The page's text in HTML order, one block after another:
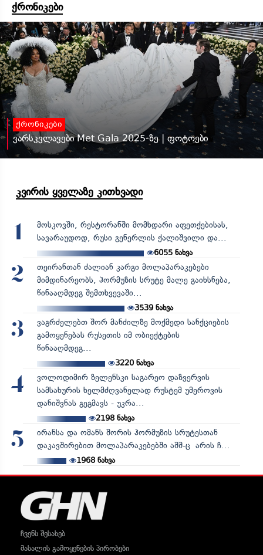
ქრონიკები
ქრონიკები
ვარსკვლავები Met Gala 2025-ზე | ფოტოები
კვირის ყველაზე კითხვადი
1
მოსკოვში, რესტორანში მომხდარი აფეთქებისას,
სავარაუდოდ, რუსი გენერლის ქალიშვილი და...
6055 ნახვა
2
თეირანთან ძალიან კარგი მოლაპარაკებები
მიმდინარეობს, ჰორმუზის სრუტე მალე გაიხსნება,
წინააღმდეგ შემთხვევაში...
3539ნახვა
3
ვაგრძელებთ შორ მანძილზე მოქმედი სანქციების
გამოყენებას რუსეთის იმ ობიექტების
წინააღმდეგ...
3220ნახვა
4
ვოლოდიმირ ზელენსკი საგარეო დაზვერვის
სამსახურის ხელმძღვანელად რუსტემ უმეროვის
დანიშვნას გეგმავს - უკრა...
2198ნახვა
5
ირანსა და ომანს შორის ჰორმუზის სრუტესთან
დაკავშირებით მოლაპარაკებებში აშშ-ც არის ჩ...
1968ნახვა
ჩვენს შესახებ
მასალის გამოყენების პირობები